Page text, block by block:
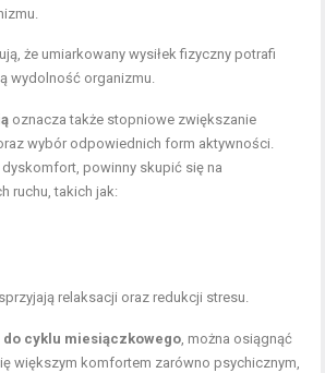
że umiarkowany wysiłek fizyczny potrafi
wydolność organizmu.
oznacza także stopniowe zwiększanie
wybór odpowiednich form aktywności.
powinny skupić się na
ruchu, takich jak:
relaksacji oraz redukcji stresu.
cyklu miesiączkowego, można osiągnąć
większym komfortem zarówno psychicznym,